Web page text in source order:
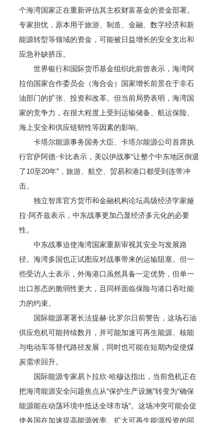
个海湾国家正在重新评估其主权财富基金的资金部署。
专家担忧，原本用于旅游、制造、金融、数字经济和新
能源转型等领域的资金，可能被日益增长的安全支出和
应急补缺挤压。
世界银行和国际货币基金组织此前曾表示，海湾阿
拉伯国家合作委员会（海合会）国家增长前景在于非石
油部门的扩张、投资和改革。但当前局势表明，海湾国
家的竞争力，在很大程度上受到运输储备、航运保险、
海上安全和供应链韧性等因素的影响。
卡塔尔能源事务国务大臣、卡塔尔能源公司首席执
行官萨阿德·卡比表示，美以伊战事“让整个中东地区倒退
了10至20年”，旅游、航空、贸易和港口都受到连带冲
击。
独立智库官方货币和金融机构论坛高级经济学家娅
拉·阿齐兹表示，中东战事更加凸显经济多元化的必要
性。
中东战事迫使海湾国家重新审视其安全与发展路
径。海湾多国也正试图应对战事带来的运输阻塞。但一
些受访人士表示，外海港口虽然具备一定优势，但单一
出口形态的脆弱性更大，且同样面临保险与港口吞吐能
力的约束。
国际能源署署长法提赫·比罗尔日前警告，这场石油
供应危机可能持续数月，并可能加速可再生能源、核能
与电动车等替代路径发展，同时也可能在短期内促使煤
炭需求回升。
国际能源专家易卜拉欣·哈穆达指出，当前危机正在
把海湾能源安全问题焦点从“保护生产设施”转变为“确保
能源能在动荡环境中抵达全球市场”。这场冲突可能会促
使各国在加速提高能源效率、扩大可再生能源投资的同